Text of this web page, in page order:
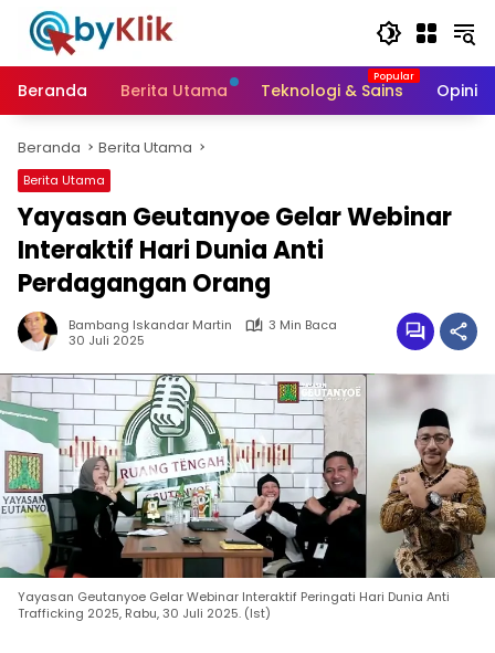
Langsung
konten
Beranda
Berita Utama Teknologi & Sains Opini
Beranda Berita Utama
Berita Utama
Yayasan Geutanyoe Gelar Webinar
Interaktif Hari Dunia Anti
Perdagangan Orang
Bambang Iskandar Martin
3 Min Baca
30 Juli 2025
Yayasan Geutanyoe Gelar Webinar Interaktif Peringati Hari Dunia Anti
Trafficking 2025, Rabu, 30 Juli 2025. (Ist)